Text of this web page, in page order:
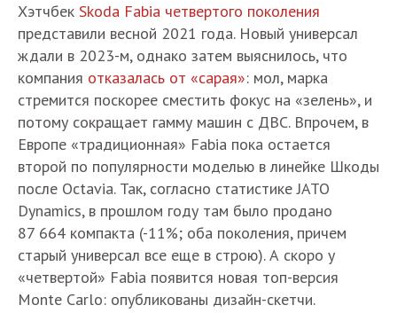
Хэтчбек Skoda Fabia четвертого поколения
представили весной 2021 года. Новый универсал
ждали в 2023-м, однако затем выяснилось, что
компания отказалась от «сарая»: мол, марка
стремится поскорее сместить фокус на «зелень», и
потому сокращает гамму машин с ДВС. Впрочем, в
Европе «традиционная» Fabia пока остается
второй по популярности моделью в линейке Шкоды
после Octavia. Так, согласно статистике JATO
Dynamics, в прошлом году там было продано
87 664 компакта (-11%; оба поколения, причем
старый универсал все еще в строю). А скоро у
«четвертой» Fabia появится новая топ-версия
Monte Carlo: опубликованы дизайн-скетчи.